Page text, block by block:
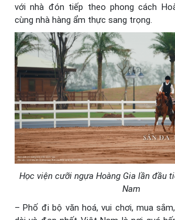
với nhà đón tiếp theo phong cách
cùng nhà hàng ẩm thực sang trọng.
Học viện cưỡi ngựa Hoàng Gia lần đầu
Nam
– Phố đi bộ văn hoá, vui chơi, mua